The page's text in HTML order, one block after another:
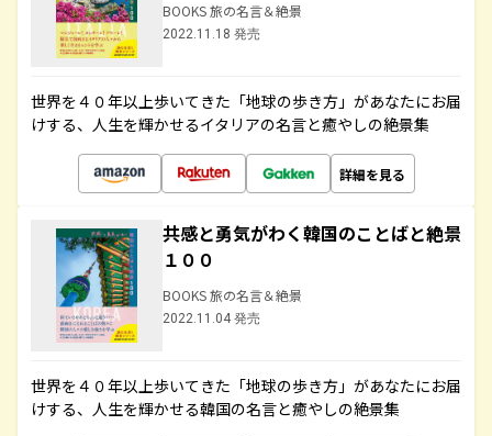
BOOKS 旅の名言＆絶景
2022.11.18 発売
世界を４０年以上歩いてきた「地球の歩き方」があなたにお届
けする、人生を輝かせるイタリアの名言と癒やしの絶景集
詳細を見る
共感と勇気がわく韓国のことばと絶景
１００
BOOKS 旅の名言＆絶景
2022.11.04 発売
世界を４０年以上歩いてきた「地球の歩き方」があなたにお届
けする、人生を輝かせる韓国の名言と癒やしの絶景集